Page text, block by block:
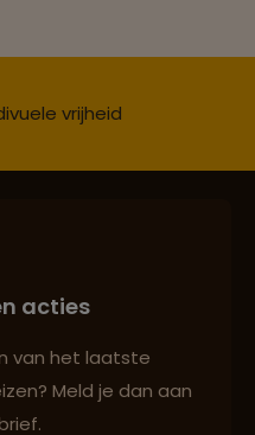
vrijheid
reisadvies
acties
van het laatste
Meld je dan aan